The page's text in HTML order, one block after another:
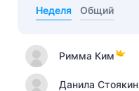
Неделя Общий
Римма Ким
Данила Стоякин